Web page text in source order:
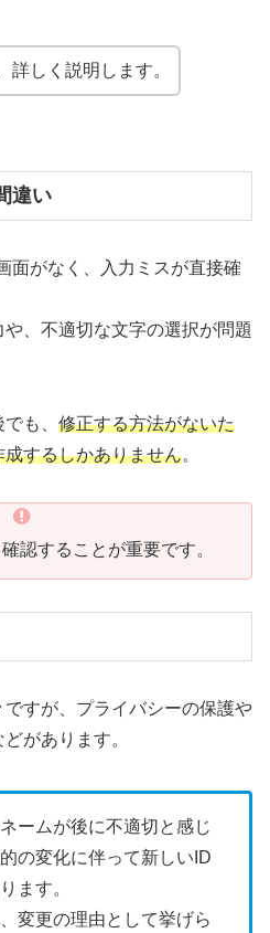
詳しく説明します。
違い
面がなく、入力ミスが直接確
、不適切な文字の選択が問題
も、 修正する方法がないた
するしかありません。
認することが重要です。
ですが、プライバシーの保護や
があります。
ームが後に不適切と感じ
の変化に伴って新しいID
ます。
変更の理由として挙げら